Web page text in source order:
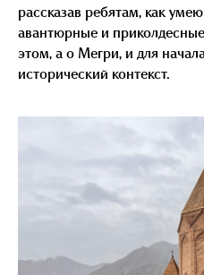
рассказав ребятам, как
авантюрные и
этом, а о Мегри, и для
исторический контекст.